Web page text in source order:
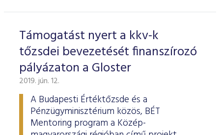
Támogatást nyert a kkv-k
tőzsdei bevezetését finanszírozó
pályázaton a Gloster
2019. jún. 12.
A Budapesti Értéktőzsde és a
Pénzügyminisztérium közös, BÉT
Mentoring program a Közép-